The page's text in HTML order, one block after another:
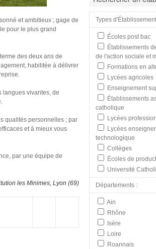
et ambitieux ; gage de
pour le plus grand
des deux ans de
habilitée à délivrer
langues vivantes, de
qualités personnelles ; par
et à mieux vous
par une équipe de
les Minimes, Lyon (69)
Types
Écoles post bac
Établissements
de l'action sociale et
Formations en
Lycées agricoles
Enseignement
Établissements
catholique
Lycées
Lycées
technologique
Collèges
Écoles de
Université
Départements :
Ain
Rhône
Isère
Loire
Roannais